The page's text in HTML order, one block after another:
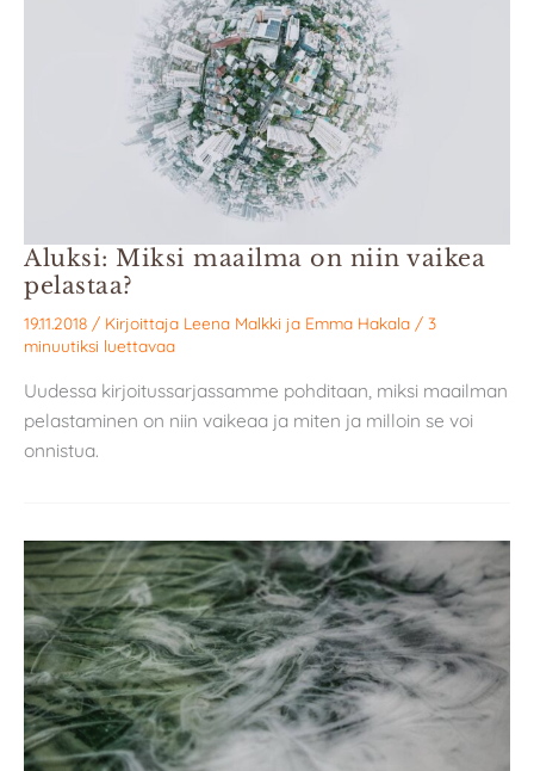
Aluksi: Miksi maailma on niin vaikea
pelastaa?
19.11.2018 / Kirjoittaja Leena Malkki ja Emma Hakala / 3
minuutiksi luettavaa
Uudessa kirjoitussarjassamme pohditaan, miksi maailman
pelastaminen on niin vaikeaa ja miten ja milloin se voi
onnistua.